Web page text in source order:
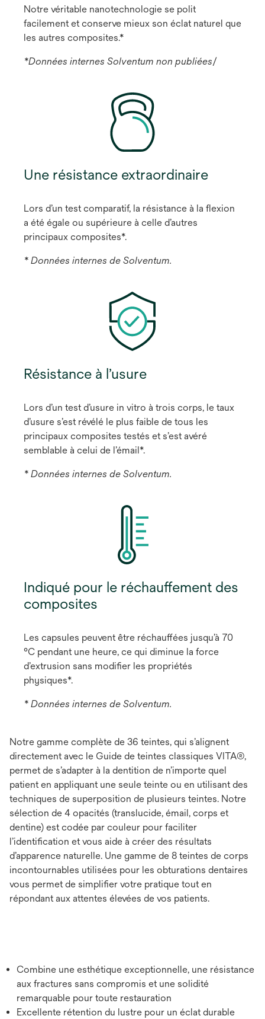
Notre véritable nanotechnologie se polit
facilement et conserve mieux son éclat naturel que
les autres composites.*
*Données internes Solventum non publiées/
Une résistance extraordinaire
Lors d’un test comparatif, la résistance à la flexion
a été égale ou supérieure à celle d’autres
principaux composites*.
* Données internes de Solventum.
Résistance à l’usure
Lors d’un test d’usure in vitro à trois corps, le taux
d’usure s’est révélé le plus faible de tous les
principaux composites testés et s’est avéré
semblable à celui de l’émail*.
* Données internes de Solventum.
Indiqué pour le réchauffement des
composites
Les capsules peuvent être réchauffées jusqu’à 70
°C pendant une heure, ce qui diminue la force
d’extrusion sans modifier les propriétés
physiques*.
* Données internes de Solventum.
Notre gamme complète de 36 teintes, qui s’alignent
directement avec le Guide de teintes classiques VITA®,
permet de s’adapter à la dentition de n’importe quel
patient en appliquant une seule teinte ou en utilisant des
techniques de superposition de plusieurs teintes. Notre
sélection de 4 opacités (translucide, émail, corps et
dentine) est codée par couleur pour faciliter
l’identiﬁcation et vous aide à créer des résultats
d’apparence naturelle. Une gamme de 8 teintes de corps
incontournables utilisées pour les obturations dentaires
vous permet de simplifier votre pratique tout en
répondant aux attentes élevées de vos patients.
Combine une esthétique exceptionnelle, une résistance
aux fractures sans compromis et une solidité
remarquable pour toute restauration
Excellente rétention du lustre pour un éclat durable